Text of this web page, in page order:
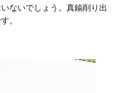
ないでしょう。真鍮削り出
。